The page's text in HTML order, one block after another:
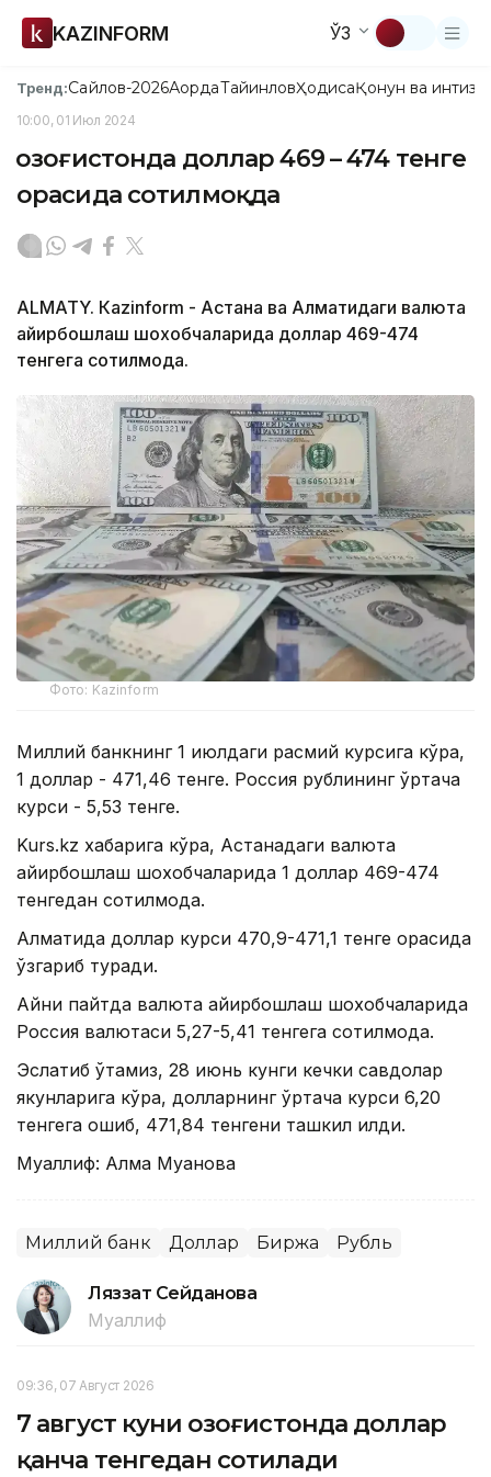
KAZINFORM ЎЗ
Тренд:Сайлов-2026АқордаТайинловҲодисаҚонун ва
10:00, 01 Июл 2024
Қозоғистонда доллар 469 – 474 тенге
орасида сотилмоқда
ALMATY. Кazinform - Астана ва Алматидаги валюта
айирбошлаш шохобчаларида доллар 469-474
тенгега сотилмоқда.
Фото: Kazinform
Миллий банкнинг 1 июлдаги расмий курсига кўра,
1 доллар - 471,46 тенге. Россия рублининг ўртача
курси - 5,53 тенге.
Kurs.kz хабарига кўра, Астанадаги валюта
айирбошлаш шохобчаларида 1 доллар 469-474
тенгедан сотилмоқда.
Алматида доллар курси 470,9-471,1 тенге орасида
ўзгариб туради.
Айни пайтда валюта айирбошлаш шохобчаларида
Россия валютаси 5,27-5,41 тенгега сотилмоқда.
Эслатиб ўтамиз, 28 июнь кунги кечки савдолар
якунларига кўра, долларнинг ўртача курси 6,20
тенгега ошиб, 471,84 тенгени ташкил қилди.
Муаллиф: Алма Муқанова
Миллий банк Доллар Биржа Рубль
Ляззат Сейданова
Муаллиф
09:36, 07 Август 2026
7 август куни Қозоғистонда доллар
қанча тенгедан сотилади